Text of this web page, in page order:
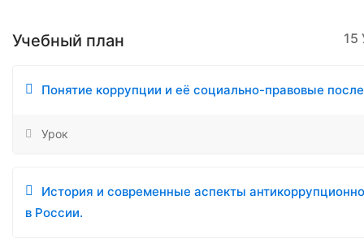
Учебный план 15
Понятие коррупции и её социально-правовые
Урок
История и современные аспекты
в России.